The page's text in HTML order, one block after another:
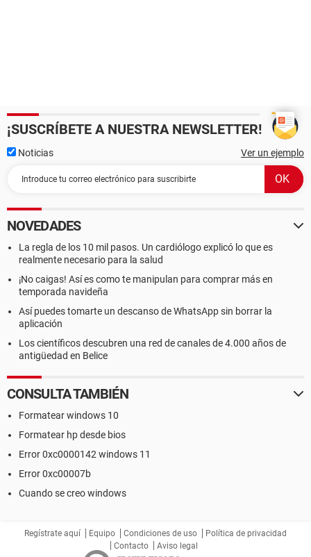
¡SUSCRÍBETE A NUESTRA NEWSLETTER!
Noticias Ver un ejemplo
NOVEDADES
La regla de los 10 mil pasos. Un cardiólogo explicó lo que es
realmente necesario para la salud
¡No caigas! Así es como te manipulan para comprar más en
temporada navideña
Así puedes tomarte un descanso de WhatsApp sin borrar la
aplicación
Los científicos descubren una red de canales de 4.000 años de
antigüedad en Belice
CONSULTA TAMBIÉN
Formatear windows 10
Formatear hp desde bios
Error 0xc0000142 windows 11
Error 0xc00007b
Cuando se creo windows
Regístrate aquí Equipo Condiciones de uso
Política de privacidad
Contacto
Aviso legal